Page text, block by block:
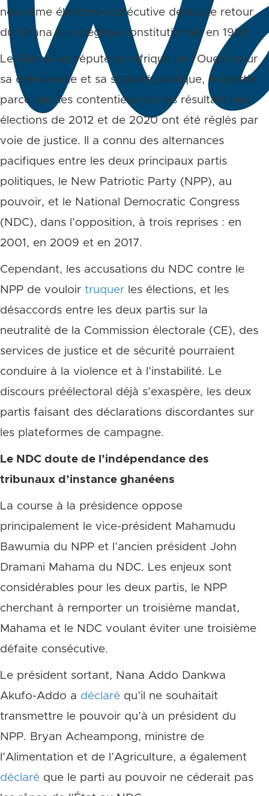
neuvième élection consécutive depuis le retour
du Ghana à un régime constitutionnel en 1992.
Le Ghana est réputé en Afrique de l’Ouest pour
sa démocratie et sa stabilité politique, en partie
parce que les contentieux sur les résultats des
élections de 2012 et de 2020 ont été réglés par
voie de justice. Il a connu des alternances
pacifiques entre les deux principaux partis
politiques, le New Patriotic Party (NPP), au
pouvoir, et le National Democratic Congress
(NDC), dans l’opposition, à trois reprises : en
2001, en 2009 et en 2017.
Cependant, les accusations du NDC contre le
NPP de vouloir truquer les élections, et les
désaccords entre les deux partis sur la
neutralité de la Commission électorale (CE), des
services de justice et de sécurité pourraient
conduire à la violence et à l’instabilité. Le
discours préélectoral déjà s’exaspère, les deux
partis faisant des déclarations discordantes sur
les plateformes de campagne.
Le NDC doute de l’indépendance des
tribunaux d’instance ghanéens
La course à la présidence oppose
principalement le vice-président Mahamudu
Bawumia du NPP et l’ancien président John
Dramani Mahama du NDC. Les enjeux sont
considérables pour les deux partis, le NPP
cherchant à remporter un troisième mandat,
Mahama et le NDC voulant éviter une troisième
défaite consécutive.
Le président sortant, Nana Addo Dankwa
Akufo-Addo a déclaré qu’il ne souhaitait
transmettre le pouvoir qu’à un président du
NPP. Bryan Acheampong, ministre de
l’Alimentation et de l’Agriculture, a également
déclaré que le parti au pouvoir ne céderait pas